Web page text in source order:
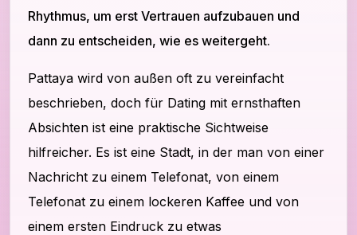
Rhythmus, um erst Vertrauen aufzubauen und
dann zu entscheiden, wie es weitergeht.
Pattaya wird von außen oft zu vereinfacht
beschrieben, doch für Dating mit ernsthaften
Absichten ist eine praktische Sichtweise
hilfreicher. Es ist eine Stadt, in der man von einer
Nachricht zu einem Telefonat, von einem
Telefonat zu einem lockeren Kaffee und von
einem ersten Eindruck zu etwas